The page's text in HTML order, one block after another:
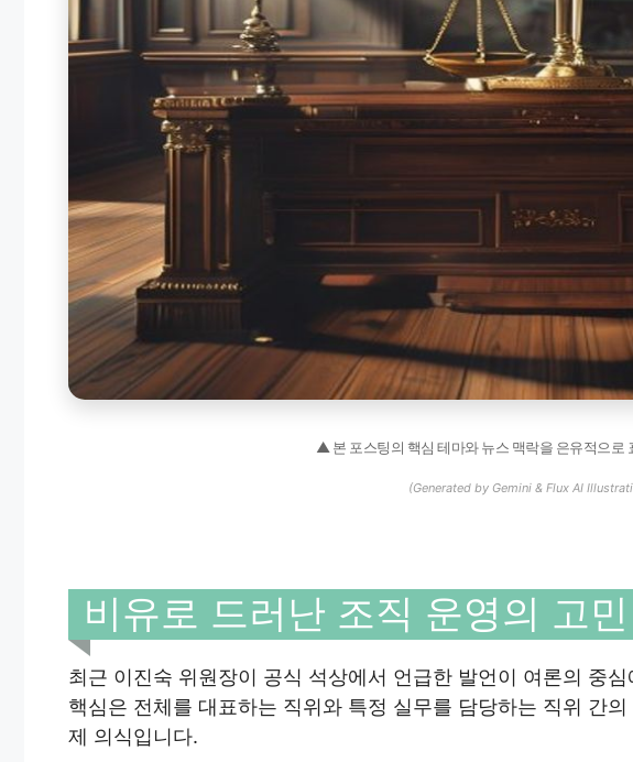
▲ 본 포스팅의 핵심 테마와 뉴스 맥락을 은유적으로
(Generated by Gemini & Flux AI
비유로 드러난 조직 운영의 고민
최근 이진숙 위원장이 공식 석상에서 언급한 발언이 여론의 중
핵심은 전체를 대표하는 직위와 특정 실무를 담당하는 직위 간
제 의식입니다.